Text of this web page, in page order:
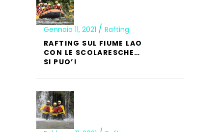
Gennaio 11, 2021
Rafting
RAFTING SUL FIUME LAO
CON LE SCOLARESCHE…
SI PUO’!